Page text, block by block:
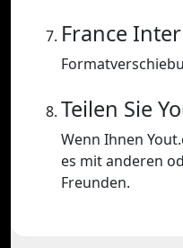
France
Teilen Sie
Wenn Ihnen
es mit anderen
Freunden.